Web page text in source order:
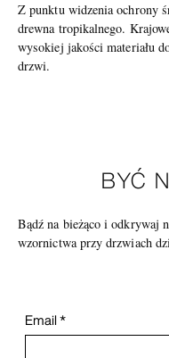
Z punktu widzenia ochrony
drewna tropikalnego.
wysokiej jakości materiału
drzwi.
BYĆ
Bądź na bieżąco i odkrywaj
wzornictwa przy drzwiach